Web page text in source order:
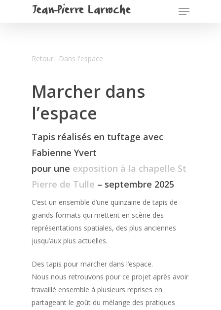
Jean-Pierre Larroche
Retour : Dans l'espace
Marcher dans
l’espace
Tapis réalisés en tuftage avec
Fabienne Yvert
pour une exposition à la chapelle St
Pierre de Tulle – septembre 2025
C’est un ensemble d’une quinzaine de tapis de
grands formats qui mettent en scène des
représentations spatiales, des plus anciennes
jusqu’aux plus actuelles.
Des tapis pour marcher dans l’espace.
Nous nous retrouvons pour ce projet après avoir
travaillé ensemble à plusieurs reprises en
partageant le goût du mélange des pratiques